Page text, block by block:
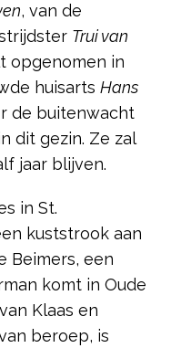
, van de
Trui van
opgenomen in
huisarts Hans
de buitenwacht
dit gezin. Ze zal
jaar blijven.
in St.
kuststrook aan
Beimers, een
komt in Oude
Klaas en
beroep, is